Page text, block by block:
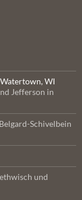
WI
Jefferson in
Schivelbein
und